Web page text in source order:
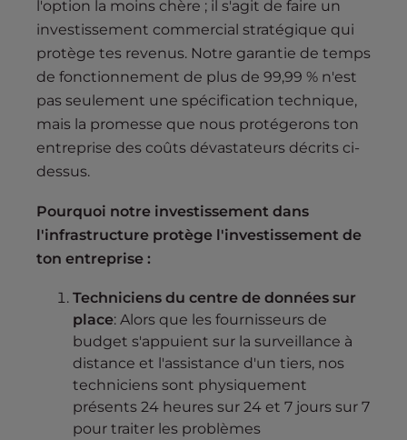
l'option la moins chère ; il s'agit de faire un
investissement commercial stratégique qui
protège tes revenus. Notre garantie de temps
de fonctionnement de plus de 99,99 % n'est
pas seulement une spécification technique,
mais la promesse que nous protégerons ton
entreprise des coûts dévastateurs décrits ci-
dessus.
Pourquoi notre investissement dans
l'infrastructure protège l'investissement de
ton entreprise :
Techniciens du centre de données sur
place: Alors que les fournisseurs de
budget s'appuient sur la surveillance à
distance et l'assistance d'un tiers, nos
techniciens sont physiquement
présents 24 heures sur 24 et 7 jours sur 7
pour traiter les problèmes